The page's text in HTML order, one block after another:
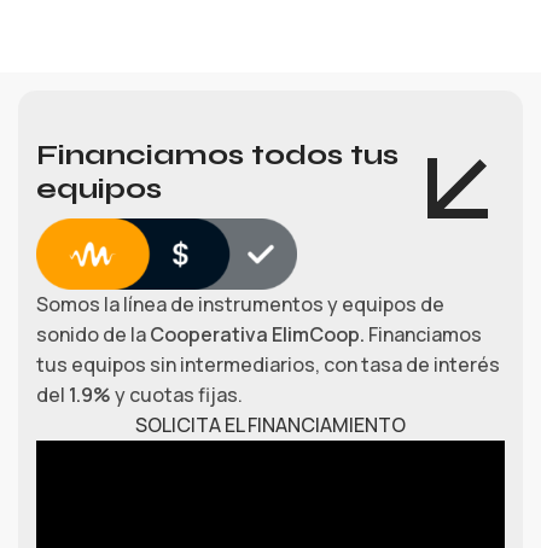
Financiamos todos tus
equipos
Somos la línea de instrumentos y equipos de
sonido de laCooperativa ElimCoop. Financiamos
tus equipos sin intermediarios, con tasa de interés
del 1.9%y cuotas fijas.
SOLICITA EL FINANCIAMIENTO